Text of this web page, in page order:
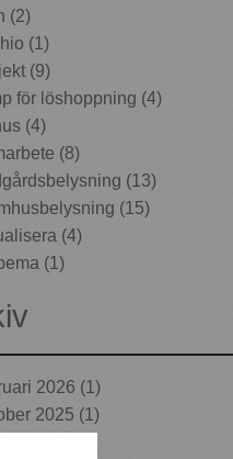
(2)
(1)
(9)
för löshoppning (4)
(4)
(8)
(13)
(15)
(4)
(1)
2026 (1)
2025 (1)